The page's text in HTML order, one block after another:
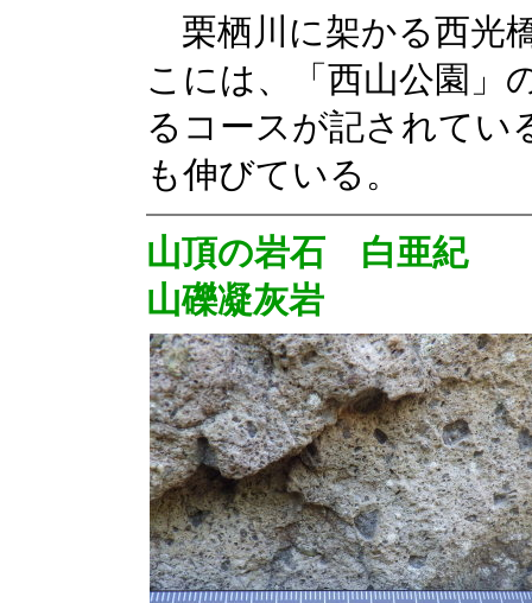
栗栖川に架かる西光
こには、「西山公園」
るコースが記されてい
も伸びている。
山頂の岩石 白亜紀
山礫凝灰岩